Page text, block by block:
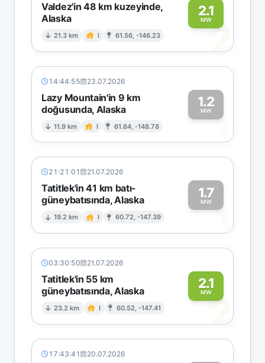
Valdez'in 48 km kuzeyinde,
Alaska
21.3 km I 61.56, -146.23
2.1
MW
2
14:44:55 23.07.2026
Lazy Mountain'in 9 km
doğusunda, Alaska
11.9 km I 61.64, -148.78
1.2
MW1
21:21:01 21.07.2026
Tatitlek'in 41 km batı-
güneybatısında, Alaska
19.2 km I 60.72, -147.39
1.7
MW1
03:30:50 21.07.2026
Tatitlek'in 55 km
güneybatısında, Alaska
23.2 km I 60.52, -147.41
2.1
MW2
17:43:41 20.07.2026